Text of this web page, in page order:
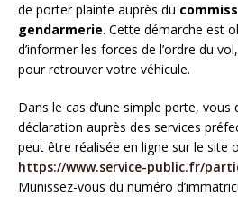
de porter plainte auprès du
gendarmerie. Cette démarche est
d’informer les forces de l’ordre du
pour retrouver votre véhicule.
Dans le cas d’une simple perte, vous
déclaration auprès des services
peut être réalisée en ligne sur le site
https://www.service-public.fr/
Munissez-vous du numéro